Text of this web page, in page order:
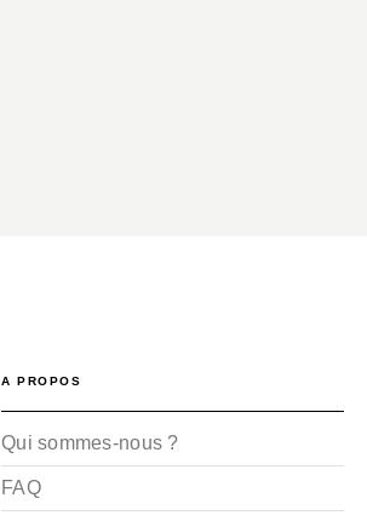
A PROPOS
Qui sommes-nous ?
FAQ